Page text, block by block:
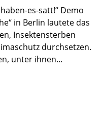
es-satt!“ Demo
in Berlin lautete das
Insektensterben
durchsetzen.
unter ihnen...